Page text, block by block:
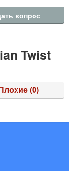
вопрос
Twist
(0)